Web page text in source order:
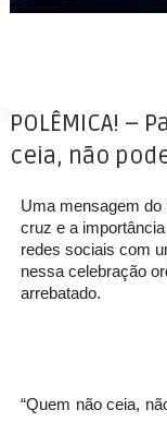
POLÊMICA! –
ceia, não
Uma mensagem
cruz e a
redes sociais com
nessa celebração
arrebatado.
“Quem não ceia,